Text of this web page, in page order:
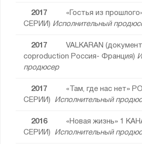
2017
«Гостья из
СЕРИИ) Исполнительный
2017
VALKARAN
coproduction Россия- Франция)
продюсер
2017
«Там, где нас нет»
СЕРИИ) Исполнительный
2016
«Новая жизнь» 1
СЕРИИ) Исполнительный